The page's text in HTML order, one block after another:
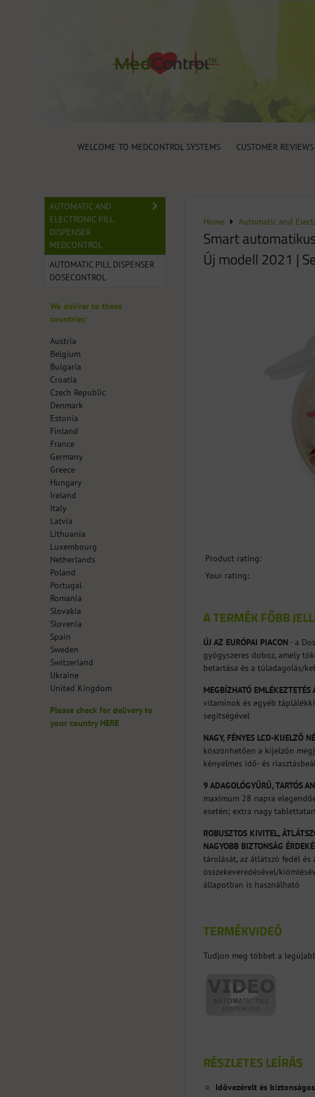
WELCOME TO MEDCONTROL SYSTEMS CUSTOMER REVIEWS
Home Automatic and
Smart
Új modell 2021 |
Product rating:
Your rating:
A TERMÉK FŐBB
ÚJ AZ EURÓPAI PIACON - a
gyógyszeres doboz, amely
betartása és a túladagolás/
MEGBÍZHATÓ EMLÉKEZTETÉS
vitaminok és egyéb
segítségével
NAGY, FÉNYES LCD-KIJELZŐ
köszönhetően a kijelzőn
kényelmes idő- és
9 ADAGOLÓGYŰRŰ, TARTÓS
maximum 28 napra
esetén; extra nagy
ROBUSZTOS KIVITEL,
NAGYOBB BIZTONSÁG
tárolását, az átlátszó fedél
összekeveredésével/
állapotban is használható
TERMÉKVIDEÓ
Tudjon meg többet a
RÉSZLETES LEÍRÁS
Idővezérelt és
AUTOMATIC AND
ELECTRONIC PILL
DISPENSER
MEDCONTROL
AUTOMATIC PILL DISPENSER
DOSECONTROL
We deliver to these
countries:
Austria
Belgium
Bulgaria
Croatia
Czech Republic
Denmark
Estonia
Finland
France
Germany
Greece
Hungary
Ireland
Italy
Latvia
Lithuania
Luxembourg
Netherlands
Poland
Portugal
Romania
Slovakia
Slovenia
Spain
Sweden
Switzerland
Ukraine
United Kingdom
Please check for delivery to
your country HERE